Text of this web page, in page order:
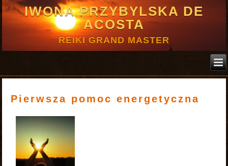
IWONA PRZYBYLSKA DE
ACOSTA
REIKI GRAND MASTER
Pierwsza pomoc energetyczna